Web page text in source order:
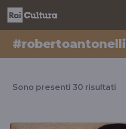
#robertoantonelli
il
#robertoantonelli
Sono presenti 30 risultati